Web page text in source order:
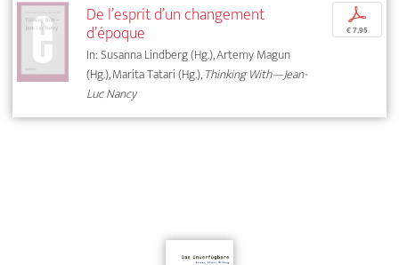
De l’esprit d’un changement
d’époque
In: Susanna Lindberg (Hg.), Artemy Magun
(Hg.), Marita Tatari (Hg.),Thinking With—Jean-
Luc Nancy
p
€ 7,95